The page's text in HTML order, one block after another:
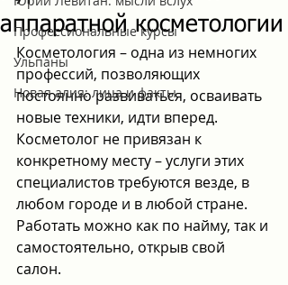
Профессиональные курсы
Ульпаны
Новая алия: лица и факты
аппаратной косметологии
Косметология – одна из немногих
профессий, позволяющих
постоянно развиваться, осваивать
новые техники, идти вперед.
Косметолог не привязан к
конкретному месту – услуги этих
специалистов требуются везде, в
любом городе и в любой стране.
Работать можно как по найму, так и
самостоятельно, открыв свой
салон.